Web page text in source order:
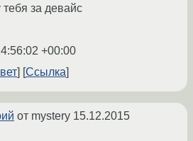
тебя за девайс
+00:00
Ссылка
от mystery 15.12.2015